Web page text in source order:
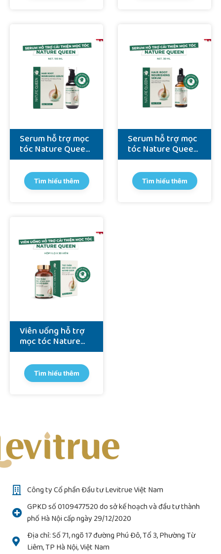
Serum hỗ trợ mọc
tóc Nature Queen
(phiên bản đặc
biệt) - 100ml
Tìm hiểu thêm
Serum hỗ trợ mọc
tóc Nature Queen
(phiên bản đặc
biệt) - 30ml
Tìm hiểu thêm
Viên uống hỗ trợ
mọc tóc Nature
Queen (phiên bản
đặc biệt) - hộp 30
viênTìm hiểu thêm
Công ty Cổ phần Đầu tư Levitrue Việt Nam
GPKD số 0109477520 do sở kế hoạch và đầu tư thành
phố Hà Nội cấp ngày 29/12/2020
Địa chỉ: Số 71, ngõ 17 đường Phú Đô, Tổ 3, Phường Từ
Liêm, TP Hà Nội, Việt Nam